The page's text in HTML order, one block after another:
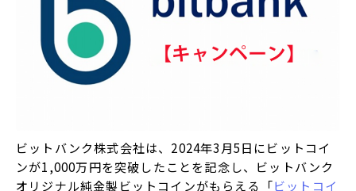
ビットバンク株式会社は、2024年3月5日にビットコイ
ンが1,000万円を突破したことを記念し、ビットバンク
オリジナル純金製ビットコインがもらえる「ビットコイ